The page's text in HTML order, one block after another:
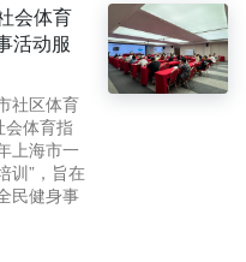
会体育
活动服
社区体育
会体育指
上海市一
训”，旨在
民健身事